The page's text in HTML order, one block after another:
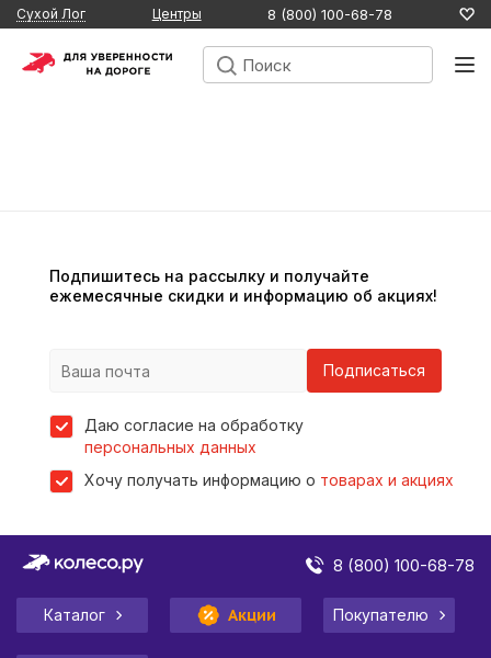
Сухой Лог Центры 8 (800) 100-68-78
Подпишитесь на рассылку и получайте
ежемесячные скидки и информацию об акциях!
Подписаться
Даю согласие на обработку
персональных данных
Хочу получать информацию о товарах и акциях
8 (800) 100-68-78
Каталог Акции Покупателю